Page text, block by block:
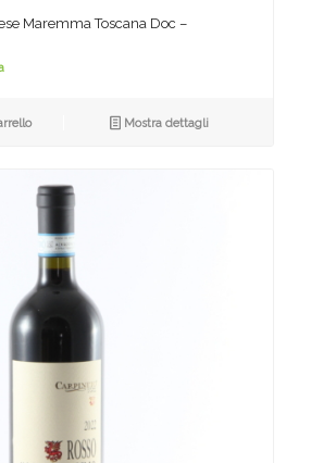
Maremma Toscana Doc –
Mostra dettagli